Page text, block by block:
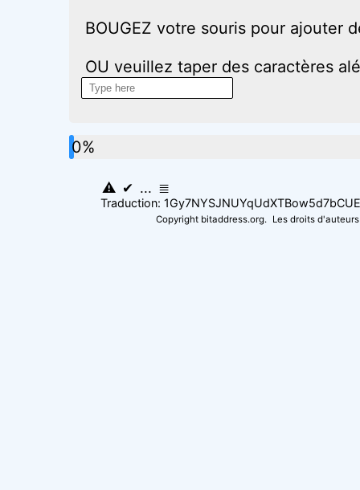
BOUGEZ votre souris pour ajouter
OU veuillez taper des caractères
0%
⚠ ✔ ... ≣
Traduction:
Copyright bitaddress.org. Les droits